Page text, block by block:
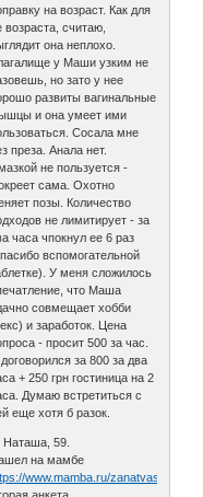
на возраст. Как для
возраста, считаю,
она неплохо.
у Маши узким не
но зато у нее
развиты вагинальные
и она умеет ими
Сосала мне
преза. Анала нет.
не пользуется -
сама. Охотно
позы. Количество
не лимитирует - за
часа чпокнул ее 6 раз
вспомогательной
У меня сложилось
что Маша
совмещает хобби
и заработок. Цена
- просит 500 за час.
за 800 за два
+ 250 грн гостиница на 2
Думаю встретиться с
еще хотя б разок.
Наташа, 59.
на мамбе
www.mamba.ru/zanatvas
анкета